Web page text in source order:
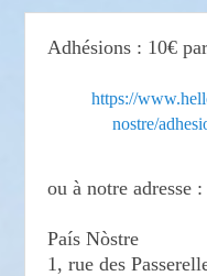
Adhésions : 10€
https://
nostre/
ou à notre adresse :
País Nòstre
1, rue des